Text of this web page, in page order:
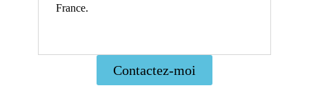
France.
Contactez-moi